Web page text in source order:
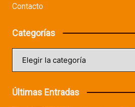
Contacto
Categorías
Últimas Entradas